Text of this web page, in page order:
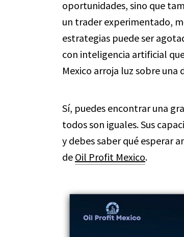
oportunidades, sino que
un trader experimentado,
estrategias puede ser
con inteligencia artificial
Mexico arroja luz sobre
Sí, puedes encontrar una
todos son iguales. Sus
y debes saber qué esperar
de Oil Profit Mexico.